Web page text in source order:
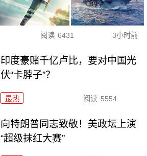
阅读 6431 3小时前
印度豪赌千亿卢比，要对中国光
伏“卡脖子”？
最热 阅读 5554
向特朗普同志致敬！美政坛上演
“超级抹红大赛”